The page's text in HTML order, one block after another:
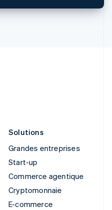
Solutions
Grandes entreprises
Start-up
Commerce agentique
Cryptomonnaie
E-commerce